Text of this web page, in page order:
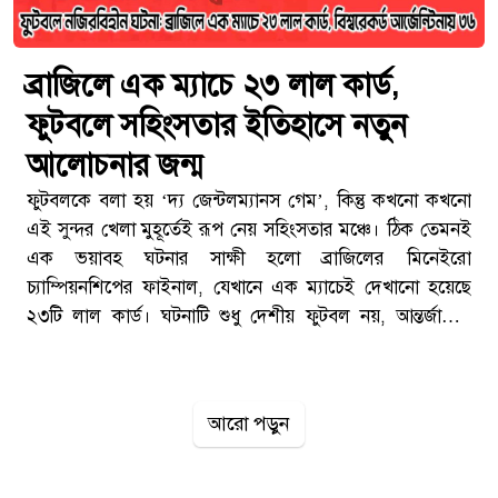
ব্রাজিলে এক ম্যাচে ২৩ লাল কার্ড,
ফুটবলে সহিংসতার ইতিহাসে নতুন
আলোচনার জন্ম
ফুটবলকে বলা হয় ‘দ্য জেন্টলম্যানস গেম’, কিন্তু কখনো কখনো
এই সুন্দর খেলা মুহূর্তেই রূপ নেয় সহিংসতার মঞ্চে। ঠিক তেমনই
এক ভয়াবহ ঘটনার সাক্ষী হলো ব্রাজিলের মিনেইরো
চ্যাম্পিয়নশিপের ফাইনাল, যেখানে এক ম্যাচেই দেখানো হয়েছে
২৩টি লাল কার্ড। ঘটনাটি শুধু দেশীয় ফুটবল নয়, আন্তর্জাতিক
চলাকালীন সময়েই দুই দলের খেলোয়াড়দের মধ্যে উত্তেজনা
আরো পড়ুন